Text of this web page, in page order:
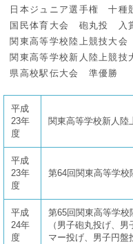
日本ジュニア選手権 十
国民体育大会 砲丸投 入
関東高等学校陸上競技大
関東高等学校新人陸上競
県高校駅伝大会 準優勝
平成
23年
度
関東高等学校新人
平成
23年
度
第64回関東高等学
平成
24年
度
第65回関東高等学
（男子砲丸投げ、
マー投げ、男子円盤